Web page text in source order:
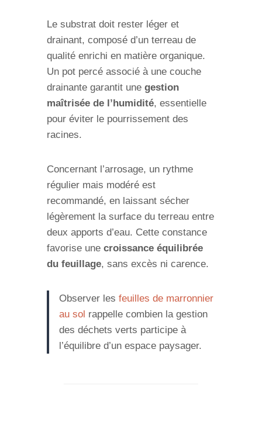
Le substrat doit rester léger et
drainant, composé d’un terreau de
qualité enrichi en matière organique.
Un pot percé associé à une couche
drainante garantit une gestion
maîtrisée de l’humidité, essentielle
pour éviter le pourrissement des
racines.
Concernant l’arrosage, un rythme
régulier mais modéré est
recommandé, en laissant sécher
légèrement la surface du terreau entre
deux apports d’eau. Cette constance
favorise une croissance équilibrée
du feuillage, sans excès ni carence.
Observer les feuilles de marronnier
au sol rappelle combien la gestion
des déchets verts participe à
l’équilibre d’un espace paysager.